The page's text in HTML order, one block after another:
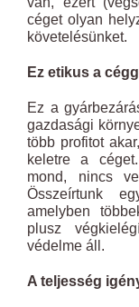
céget olyan
követelésünket.
Ez etikus a
Ez a
gazdasági
több profitot
keletre a
mond, nincs
Összeírtunk
amelyben
plusz
védelme áll.
A teljesség